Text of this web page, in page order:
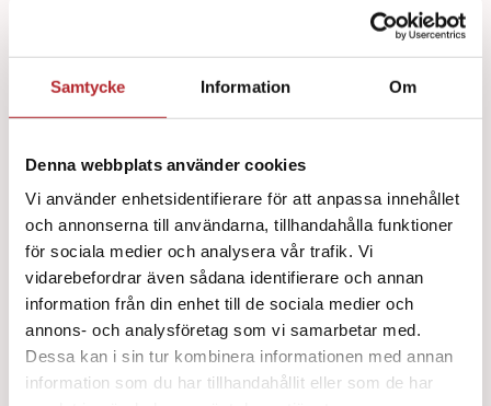
Samtycke Information Om
Denna webbplats använder cookies
Vi använder enhetsidentifierare för att anpassa innehållet
och annonserna till användarna, tillhandahålla funktioner
för sociala medier och analysera vår trafik. Vi
vidarebefordrar även sådana identifierare och annan
information från din enhet till de sociala medier och
annons- och analysföretag som vi samarbetar med.
Dessa kan i sin tur kombinera informationen med annan
information som du har tillhandahållit eller som de har